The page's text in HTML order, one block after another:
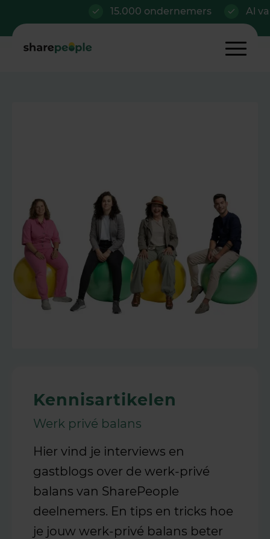
15.000 ondernemers Al vanaf €42/
Kennisartikelen
Werk privé balans
Hier vind je interviews en
gastblogs over de werk-privé
balans van SharePeople
deelnemers. En tips en tricks hoe
je jouw werk-privé balans beter